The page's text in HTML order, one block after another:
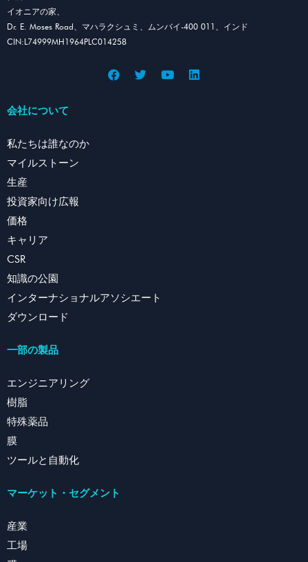
イオニアの家、
Dr. E. Moses Road、マハラクシュミ、ムンバイ-400 011、インド
CIN:L74999MH1964PLC014258
会社について
私たちは誰なのか
マイルストーン
生産
投資家向け広報
価格
キャリア
CSR
知識の公園
インターナショナルアソシエート
ダウンロード
一部の製品
エンジニアリング
樹脂
特殊薬品
膜
ツールと自動化
マーケット・セグメント
産業
工場